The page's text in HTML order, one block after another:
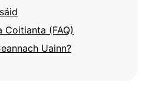
Coitianta (FAQ)
Uainn?